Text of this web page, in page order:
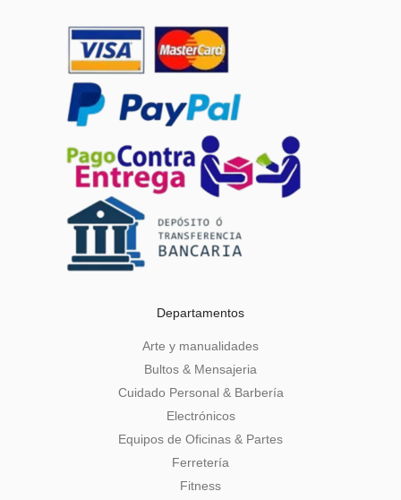
Departamentos
Arte y manualidades
Bultos & Mensajeria
Cuidado Personal & Barbería
Electrónicos
Equipos de Oficinas & Partes
Ferretería
Fitness